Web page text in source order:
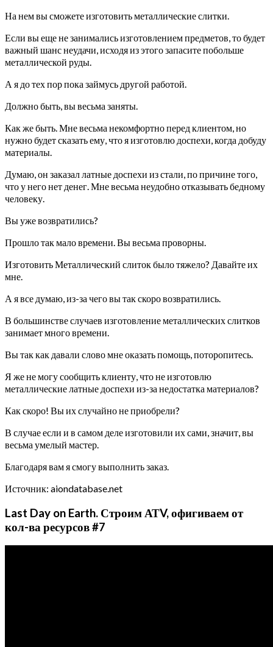
На нем вы сможете изготовить металлические слитки.
Если вы еще не занимались изготовлением предметов, то будет
важный шанс неудачи, исходя из этого запасите побольше
металлической руды.
А я до тех пор пока займусь другой работой.
Должно быть, вы весьма заняты.
Как же быть. Мне весьма некомфортно перед клиентом, но
нужно будет сказать ему, что я изготовлю доспехи, когда добуду
материалы.
Думаю, он заказал латные доспехи из стали, по причине того,
что у него нет денег. Мне весьма неудобно отказывать бедному
человеку.
Вы уже возвратились?
Прошло так мало времени. Вы весьма проворны.
Изготовить Металлический слиток было тяжело? Давайте их
мне.
А я все думаю, из-за чего вы так скоро возвратились.
В большинстве случаев изготовление металлических слитков
занимает много времени.
Вы так как давали слово мне оказать помощь, поторопитесь.
Я же не могу сообщить клиенту, что не изготовлю
металлические латные доспехи из-за недостатка материалов?
Как скоро! Вы их случайно не приобрели?
В случае если и в самом деле изготовили их сами, значит, вы
весьма умелый мастер.
Благодаря вам я смогу выполнить заказ.
Источник: aiondatabase.net
Last Day on Earth. Строим АТV, офигиваем от
кол-ва ресурсов #7